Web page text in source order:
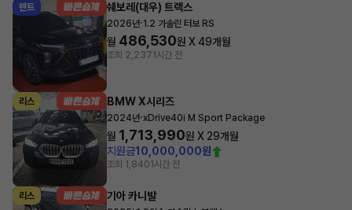
렌트 쉐보레(대우) 트랙스
2026년·1.2 가솔린 터보 RS
월 486,530원 X49개월
조회 2,2371시간 전
리스 BMW X시리즈
2024년·xDrive40i M Sport Package
월 1,713,990원 X 29개월
지원금10,000,000원
조회 1,8401시간 전
리스 기아 카니발